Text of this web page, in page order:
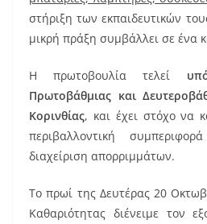
στήριξη των εκπαιδευτικών
μικρή πράξη συμβάλλει σε ένα
Η πρωτοβουλία τελεί
Πρωτοβάθμιας και
Κορινθίας, και έχει στόχο να
περιβαλλοντική
διαχείριση απορριμμάτων.
Το πρωί της Δευτέρας 20
Καθαριότητας διένειμε τον